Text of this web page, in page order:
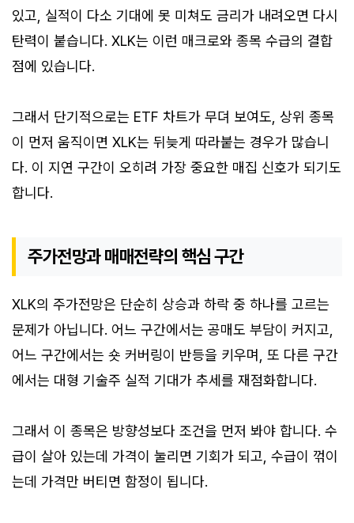
있고, 실적이 다소 기대에 못 미쳐도 금리가 내려오면 다시
탄력이 붙습니다. XLK는 이런 매크로와 종목 수급의 결합
점에 있습니다.
그래서 단기적으로는 ETF 차트가 무뎌 보여도, 상위 종목
이 먼저 움직이면 XLK는 뒤늦게 따라붙는 경우가 많습니
다. 이 지연 구간이 오히려 가장 중요한 매집 신호가 되기도
합니다.
주가전망과 매매전략의 핵심 구간
XLK의 주가전망은 단순히 상승과 하락 중 하나를 고르는
문제가 아닙니다. 어느 구간에서는 공매도 부담이 커지고,
어느 구간에서는 숏 커버링이 반등을 키우며, 또 다른 구간
에서는 대형 기술주 실적 기대가 추세를 재점화합니다.
그래서 이 종목은 방향성보다 조건을 먼저 봐야 합니다. 수
급이 살아 있는데 가격이 눌리면 기회가 되고, 수급이 꺾이
는데 가격만 버티면 함정이 됩니다.